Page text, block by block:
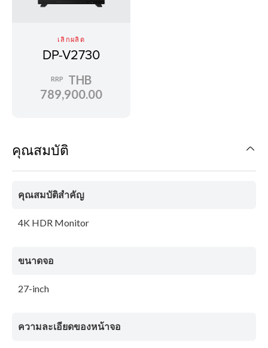
เลิกผลิต
DP-V2730
RRP
THB
789,900.00
คุณสมบัติ
คุณสมบัติสำคัญ
4K HDR Monitor
ขนาดจอ
27-inch
ความละเอียดของหน้าจอ